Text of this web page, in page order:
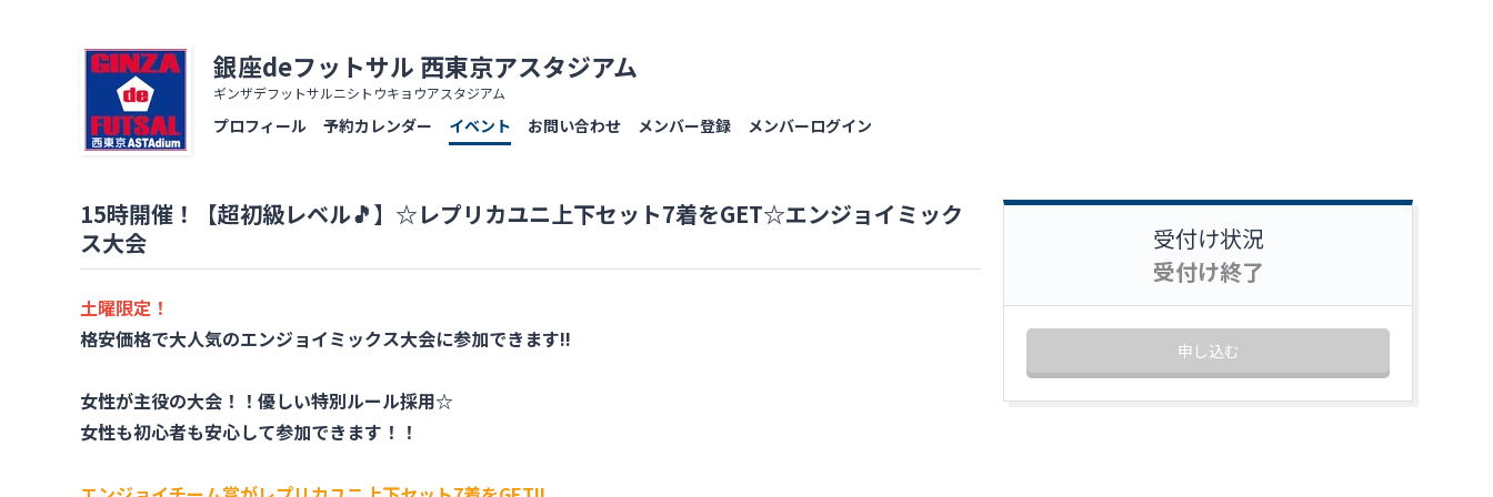
銀座deフットサル 西東京アスタジアム
ギンザデフットサルニシトウキョウアスタジアム
プロフィール 予約カレンダー イベント お問い合わせ メンバー登録 メンバーログイン
15時開催！【超初級レベル🎵】☆レプリカユニ上下セット7着をGET☆エンジョイミック
ス大会
土曜限定！
格安価格で大人気のエンジョイミックス大会に参加できます‼
女性が主役の大会！！優しい特別ルール採用☆
女性も初心者も安心して参加できます！！
受付け状況
受付け終了
申し込む